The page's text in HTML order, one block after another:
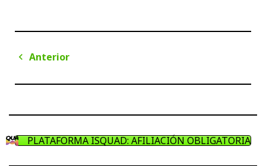
Navegación
entradas
Anterior
PLATAFORMA ISQUAD: AFILIACIÓN OBLIGATORIA